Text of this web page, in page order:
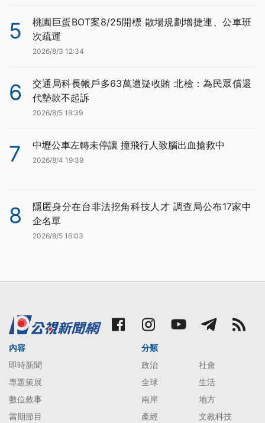
5
桃園巨蛋BOT案8/25開標 散場規劃增捷運、公車班
次疏運
2026/8/3 12:34
6
交通局科長帳戶多63萬遭疑收賄 北檢：為民眾償還
代墊款不起訴
2026/8/5 19:39
7 中壢公車左轉未停讓 撞飛行人致腦出血搶救中
2026/8/4 19:39
8
隱匿身分在台非法挖角科技人才 調查局公布17家中
企名單
2026/8/5 16:03
內容
即時新聞
專題策展
數位敘事
當期節目
分類
政治
社會
全球
生活
兩岸
地方
產經
文教科技